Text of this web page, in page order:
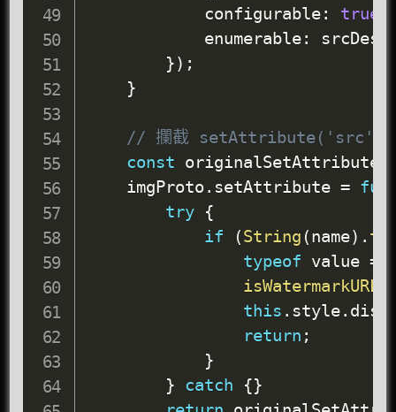
            configurable
: true
            enumerable
: srcDesc
}) ;
}
// 攔截
const originalSetAttribute
    imgProto
. setAttribute =
try {
if
(String (name) .
typeof value
isWatermarkURL
this . style.
return ;
}
} catch {}